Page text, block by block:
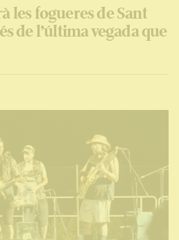
les fogueres de Sant
de l’última vegada que